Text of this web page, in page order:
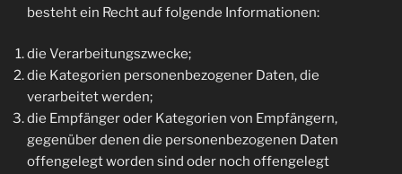
besteht ein Recht auf folgende Informationen:
die Verarbeitungszwecke;
die Kategorien personenbezogener Daten, die
verarbeitet werden;
die Empfänger oder Kategorien von Empfängern,
gegenüber denen die personenbezogenen Daten
offengelegt worden sind oder noch offengelegt